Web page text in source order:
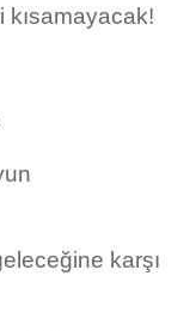
kısamayacak!
karşı